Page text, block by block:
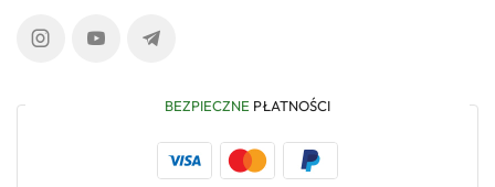
BEZPIECZNE PŁATNOŚCI